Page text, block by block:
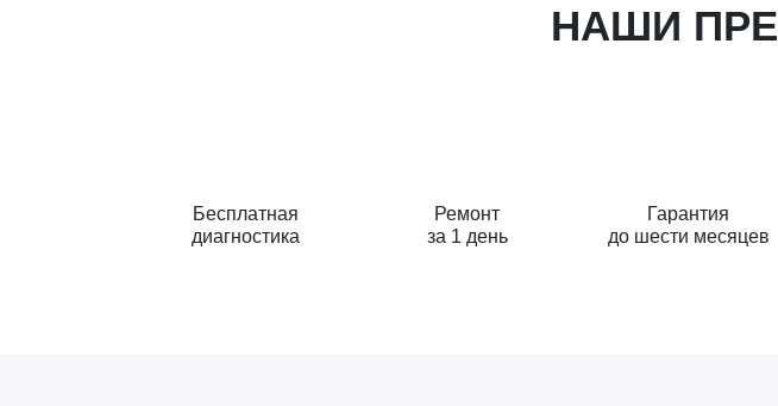
НАШИ
Бесплатная
диагностика
Ремонт
за 1 день
Гарантия
до шести месяцев